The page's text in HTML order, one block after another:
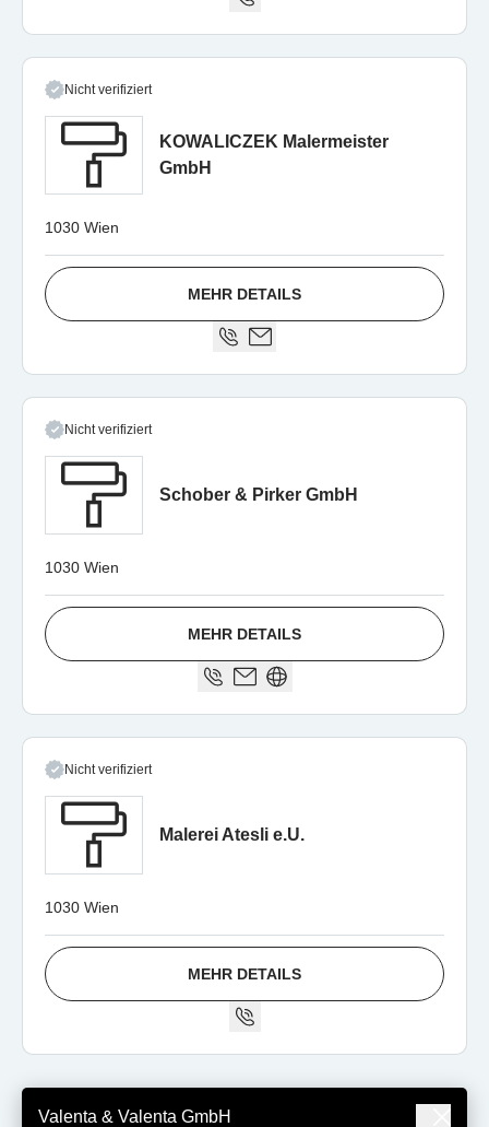
Nicht verifiziert
KOWALICZEK Malermeister
GmbH
1030 Wien
MEHR DETAILS
Nicht verifiziert
Schober & Pirker GmbH
1030 Wien
MEHR DETAILS
Nicht verifiziert
Malerei Atesli e.U.
1030 Wien
MEHR DETAILS
Valenta & Valenta GmbH